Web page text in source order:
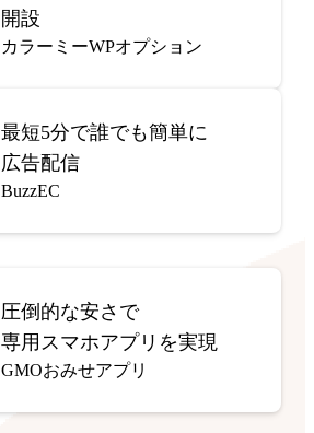
開設
カラーミーWPオプション
最短5分で誰でも簡単に
広告配信
BuzzEC
圧倒的な安さで
専用スマホアプリを実現
GMOおみせアプリ